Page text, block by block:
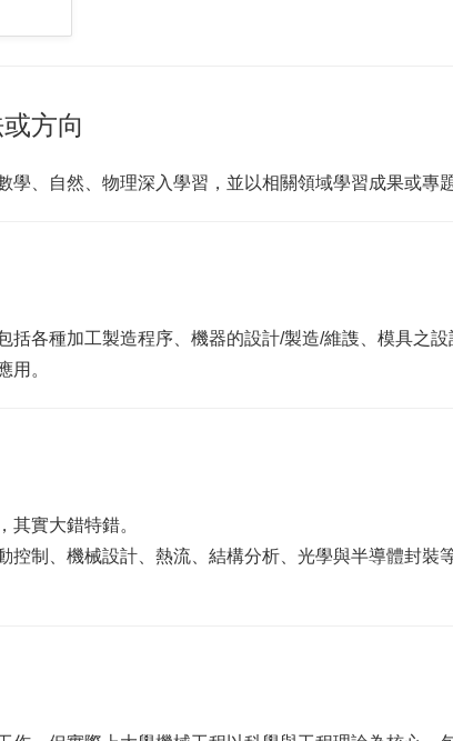
方向
、自然、物理深入學習，並以相關領域學習成果或專
括各種加工製造程序、機器的設計/製造/維謢、模具之
用。
其實大錯特錯。
制、機械設計、熱流、結構分析、光學與半導體封裝